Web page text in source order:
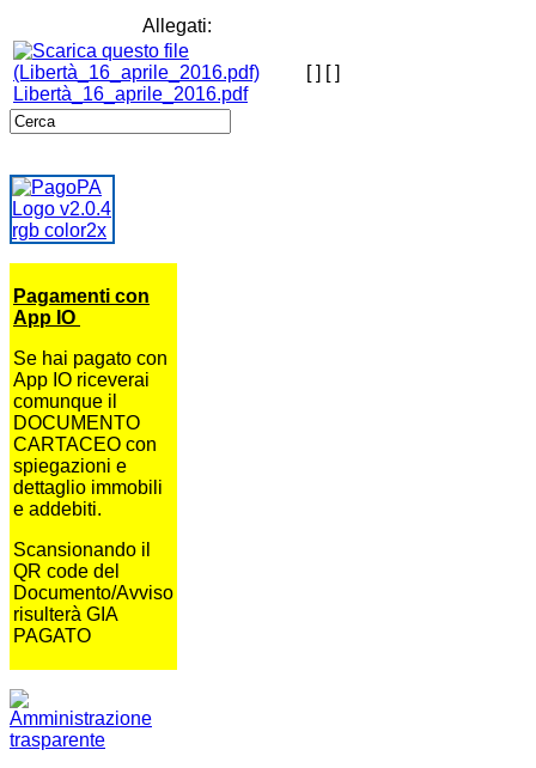
Allegati:
Libertà_16_aprile_2016.pdf
[ ] [ ]
Pagamenti con
App IO
Se hai pagato con
App IO riceverai
comunque il
DOCUMENTO
CARTACEO con
spiegazioni e
dettaglio immobili
e addebiti.
Scansionando il
QR code del
Documento/Avviso
risulterà GIA
PAGATO